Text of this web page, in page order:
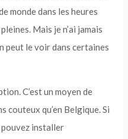
monde dans les heures
Mais je n’ai jamais
peut le voir dans certaines
C’est un moyen de
couteux qu’en Belgique. Si
pouvez installer